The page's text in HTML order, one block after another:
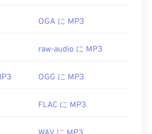
ンで身代金を要求したマルウェア）
ことに現在は無効化されており、も
OGA に MP3
raw-audio に MP3
OGG に MP3
FLAC に MP3